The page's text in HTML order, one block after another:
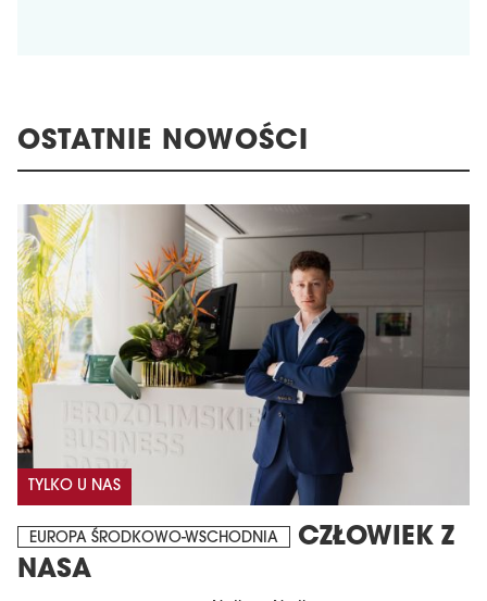
OSTATNIE NOWOŚCI
TYLKO U NAS
EUROPA ŚRODKOWO-WSCHODNIA
CZŁOWIEK Z
NASA